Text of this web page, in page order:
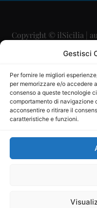
Gestisci
Per fornire le migliori
per memorizzare e/o accedere
consenso a queste tecnologie
comportamento di navigazione
acconsentire o ritirare il
caratteristiche e funzioni.
Copyright © ilSicilia |
Direttore
Direttore
Mercurio
iscritta al Registro
Sito gestito daLa